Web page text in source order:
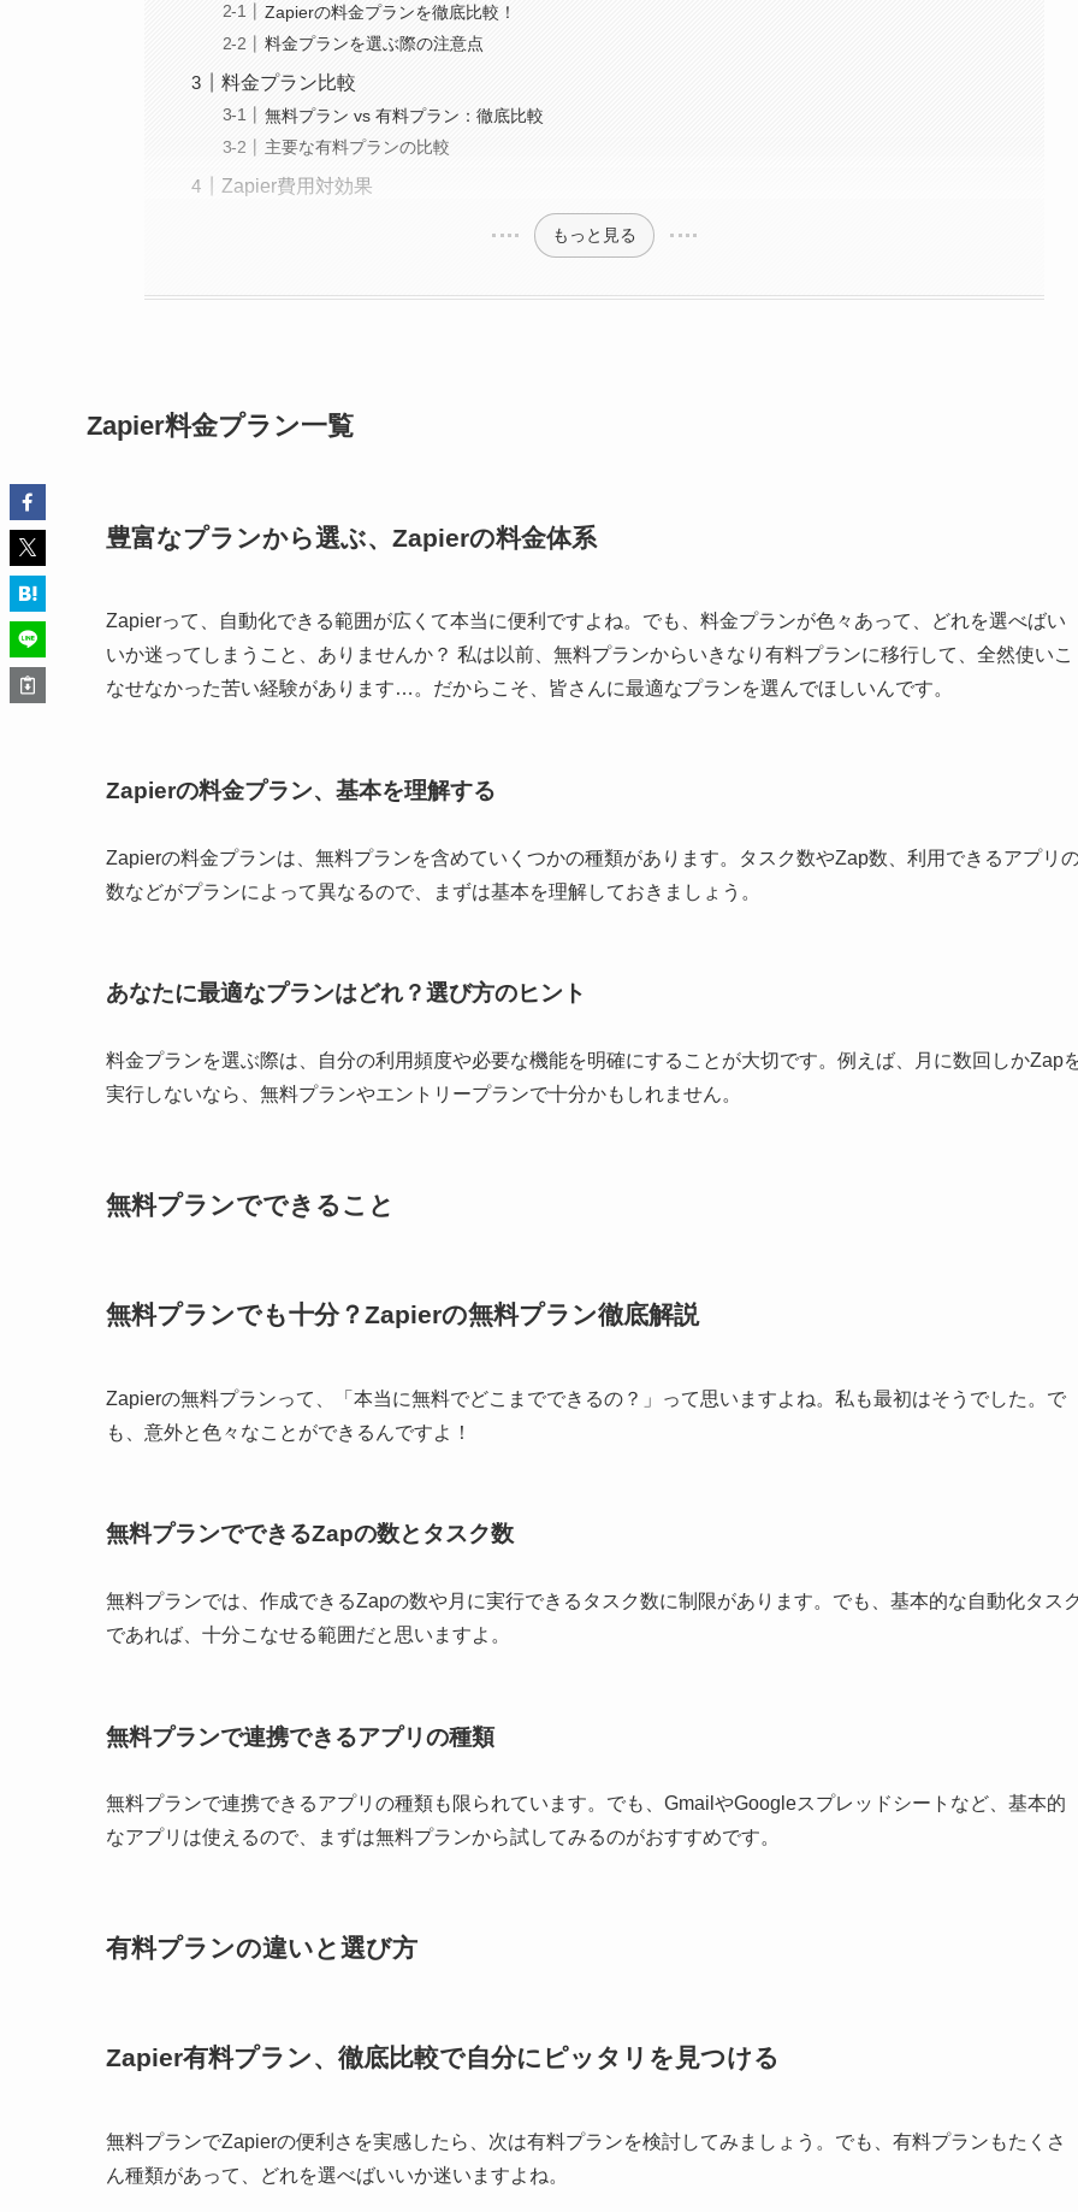
Zapierの料金プランを徹底比較！
料金プランを選ぶ際の注意点
料金プラン比較
無料プラン vs 有料プラン：徹底比較
主要な有料プランの比較
Zapier費用対効果
もっと見る
Zapier料金プラン一覧
豊富なプランから選ぶ、Zapierの料金体系
Zapierって、自動化できる範囲が広くて本当に便利ですよね。でも、料金プランが色々あって、どれを選べばい
いか迷ってしまうこと、ありませんか？ 私は以前、無料プランからいきなり有料プランに移行して、全然使いこ
なせなかった苦い経験があります…。だからこそ、皆さんに最適なプランを選んでほしいんです。
Zapierの料金プラン、基本を理解する
Zapierの料金プランは、無料プランを含めていくつかの種類があります。タスク数やZap数、利用できるアプリ
数などがプランによって異なるので、まずは基本を理解しておきましょう。
あなたに最適なプランはどれ？選び方のヒント
料金プランを選ぶ際は、自分の利用頻度や必要な機能を明確にすることが大切です。例えば、月に数回しかZap
実行しないなら、無料プランやエントリープランで十分かもしれません。
無料プランでできること
無料プランでも十分？Zapierの無料プラン徹底解説
Zapierの無料プランって、「本当に無料でどこまでできるの？」って思いますよね。私も最初はそうでした。で
も、意外と色々なことができるんですよ！
無料プランでできるZapの数とタスク数
無料プランでは、作成できるZapの数や月に実行できるタスク数に制限があります。でも、基本的な自動化タス
であれば、十分こなせる範囲だと思いますよ。
無料プランで連携できるアプリの種類
無料プランで連携できるアプリの種類も限られています。でも、GmailやGoogleスプレッドシートなど、基本的
なアプリは使えるので、まずは無料プランから試してみるのがおすすめです。
有料プランの違いと選び方
Zapier有料プラン、徹底比較で自分にピッタリを見つける
無料プランでZapierの便利さを実感したら、次は有料プランを検討してみましょう。でも、有料プランもたくさ
ん種類があって、どれを選べばいいか迷いますよね。